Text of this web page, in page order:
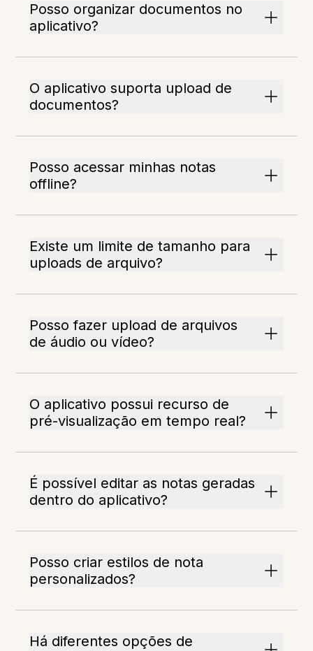
Posso organizar documentos no
aplicativo?
O aplicativo suporta upload de
documentos?
Posso acessar minhas notas
offline?
Existe um limite de tamanho para
uploads de arquivo?
Posso fazer upload de arquivos
de áudio ou vídeo?
O aplicativo possui recurso de
pré-visualização em tempo real?
É possível editar as notas geradas
dentro do aplicativo?
Posso criar estilos de nota
personalizados?
Há diferentes opções de